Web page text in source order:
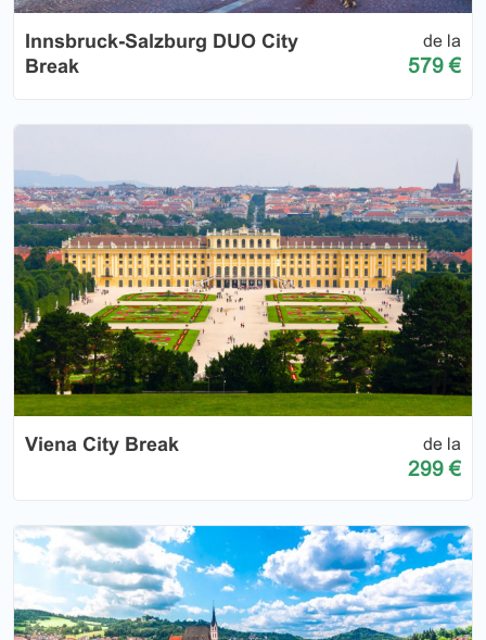
Innsbruck-Salzburg DUO City
Break
de la
579 €
Viena City Break de la
299 €